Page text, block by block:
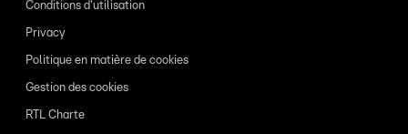
Conditions d'utilisation
Privacy
Politique en matière de cookies
Gestion des cookies
RTL Charte